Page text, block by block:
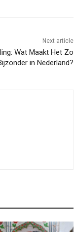
Next article
Wat Maakt Het Zo
in Nederland?